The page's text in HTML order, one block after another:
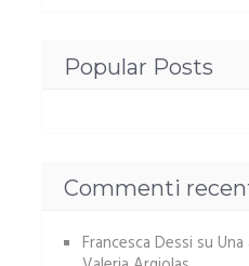
Popular Posts
Commenti
Francesca Dessi su